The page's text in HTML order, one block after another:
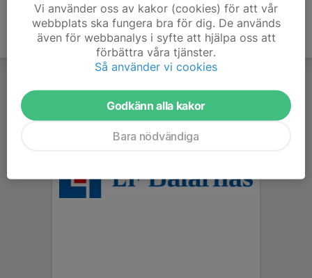
Vi använder oss av kakor (cookies) för att vår
webbplats ska fungera bra för dig. De används
även för webbanalys i syfte att hjälpa oss att
förbättra våra tjänster.
Så använder vi cookies
Godkänn alla kakor
Bara nödvändiga